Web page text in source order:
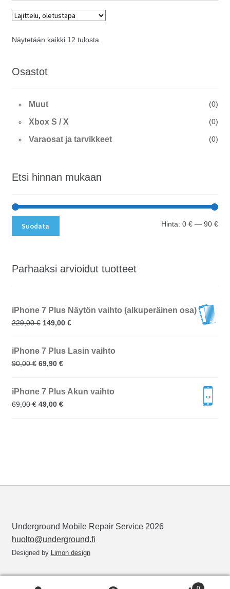
Näytetään kaikki 12 tulosta
Osastot
Muut (0)
Xbox S / X (0)
Varaosat ja tarvikkeet (0)
Etsi hinnan mukaan
Suodata Hinta:0 € —90 €
Parhaaksi arvioidut tuotteet
iPhone 7 Plus Näytön vaihto (alkuperäinen osa)
229,00€ 149,00 €
iPhone 7 Plus Lasin vaihto
90,00€ 69,90 €
iPhone 7 Plus Akun vaihto
69,00€ 49,00 €
Underground Mobile Repair Service 2026
huolto@underground.fi
Designed by Limon design